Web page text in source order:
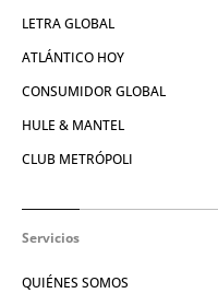
LETRA GLOBAL
ATLÁNTICO HOY
CONSUMIDOR GLOBAL
HULE & MANTEL
CLUB METRÓPOLI
Servicios
QUIÉNES SOMOS